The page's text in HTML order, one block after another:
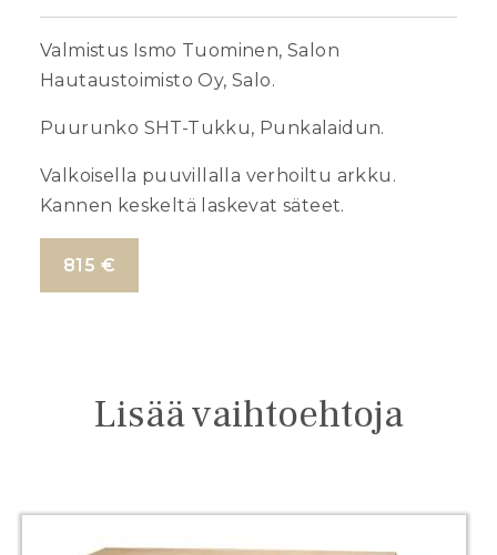
Valmistus Ismo Tuominen, Salon
Hautaustoimisto Oy, Salo.
Puurunko SHT-Tukku, Punkalaidun.
Valkoisella puuvillalla verhoiltu arkku.
Kannen keskeltä laskevat säteet.
815 €
Lisää vaihtoehtoja